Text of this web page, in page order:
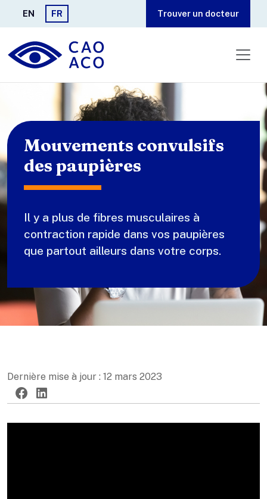
Aller au contenu principal
EN FR Trouver un docteur
Mouvements convulsifs
des paupières
Il y a plus de fibres musculaires à
contraction rapide dans vos paupières
que partout ailleurs dans votre corps.
Dernière mise à jour : 12 mars 2023
TwitterFacebook
LinkedIn